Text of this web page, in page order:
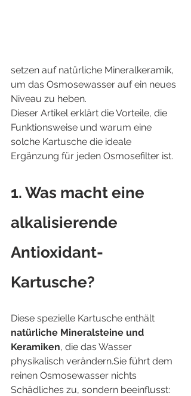
setzen auf natürliche Mineralkeramik,
um das Osmosewasser auf ein neues
Niveau zu heben.
Dieser Artikel erklärt die Vorteile, die
Funktionsweise und warum eine
solche Kartusche die ideale
Ergänzung für jeden Osmosefilter ist.
1. Was macht eine
alkalisierende
Antioxidant-
Kartusche?
Diese spezielle Kartusche enthält
natürliche Mineralsteine und
Keramiken, die das Wasser
physikalisch verändern.Sie führt dem
reinen Osmosewasser nichts
Schädliches zu, sondern beeinflusst: